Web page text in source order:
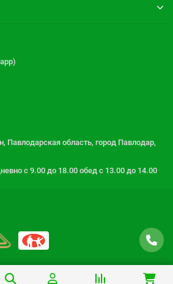
Павлодарская область, город Павлодар,
с 9.00 до 18.00 обед с 13.00 до 14.00